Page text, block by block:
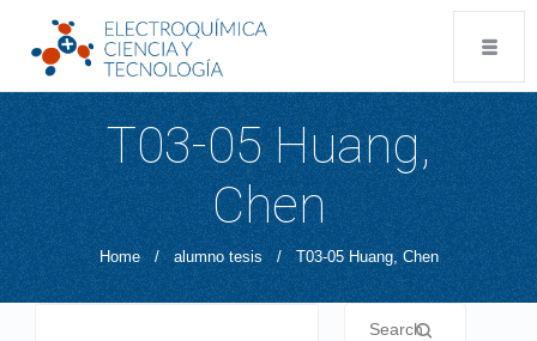
T03-05 Huang,
Chen
Home / alumno tesis / T03-05 Huang, Chen